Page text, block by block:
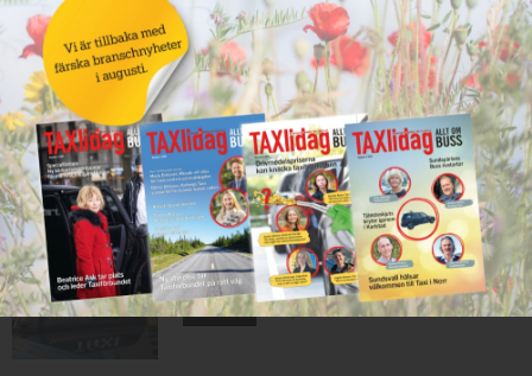
Nytt taxibolag i Borlänge
NYHETER 11 juni 2026
Taxibommar fick inte avsedd
effekt vid Lund C
NYHETER 10 juni 2026
Nytt taxibolag i Borlänge
NYHETER 10 juni 2026